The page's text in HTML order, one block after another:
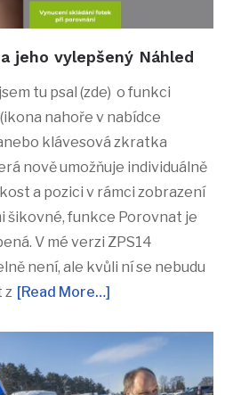
jeho vylepšený Náhled
tu psal (zde) o funkci
nahoře v nabídce
klávesová zkratka
nově umožňuje individuálně
a pozici v rámci zobrazení
šikovné, funkce Porovnat je
V mé verzi ZPS14
není, ale kvůli ní se nebudu
z [Read More…]